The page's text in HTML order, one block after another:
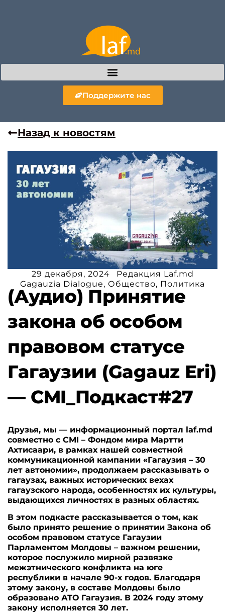
Поддержите нас
Назад к новостям
29 декабря, 2024
Редакция Laf.md
Gagauzia Dialogue, Общество, Политика
(Аудио) Принятие
закона об особом
правовом статусе
Гагаузии (Gagauz Eri)
— CMI_Подкаст#27
Друзья, мы — информационный портал laf.md
совместно с CMI – Фондом мира Мартти
Ахтисаари, в рамках нашей совместной
коммуникационной кампании «Гагаузия – 30
лет автономии», продолжаем рассказывать о
гагаузах, важных исторических вехах
гагаузского народа, особенностях их культуры,
выдающихся личностях в разных областях.
В этом подкасте рассказывается о том, как
было принято решение о принятии Закона об
особом правовом статусе Гагаузии
Парламентом Молдовы – важном решении,
которое послужило мирной развязке
межэтнического конфликта на юге
республики в начале 90-х годов. Благодаря
этому закону, в составе Молдовы было
образовано АТО Гагаузия. В 2024 году этому
закону исполняется 30 лет.